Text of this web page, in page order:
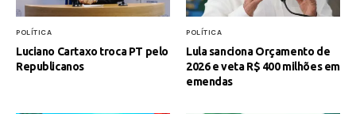
POLÍTICA
Luciano Cartaxo troca PT pelo
Republicanos
POLÍTICA
Lula sanciona Orçamento de
2026 e veta R$ 400 milhões em
emendas